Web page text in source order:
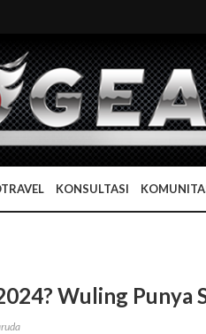
KONSULTASI
Wuling Punya